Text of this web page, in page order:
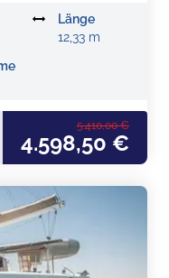
Länge
12,33 m
5.410,00 €
4.598,50 €